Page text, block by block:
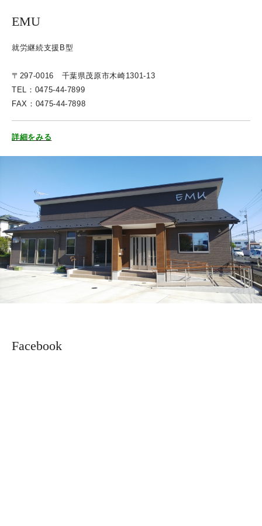
EMU
就労継続支援B型
〒297-0016 千葉県茂原市木崎1301-13
TEL：0475-44-7899
FAX：0475-44-7898
詳細をみる
Facebook